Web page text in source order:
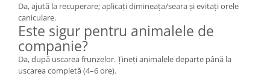
Da, ajută la recuperare; aplicați dimineața/seara și evitați orele
caniculare.
Este sigur pentru animalele de
companie?
Da, după uscarea frunzelor. Țineți animalele departe până la
uscarea completă (4–6 ore).